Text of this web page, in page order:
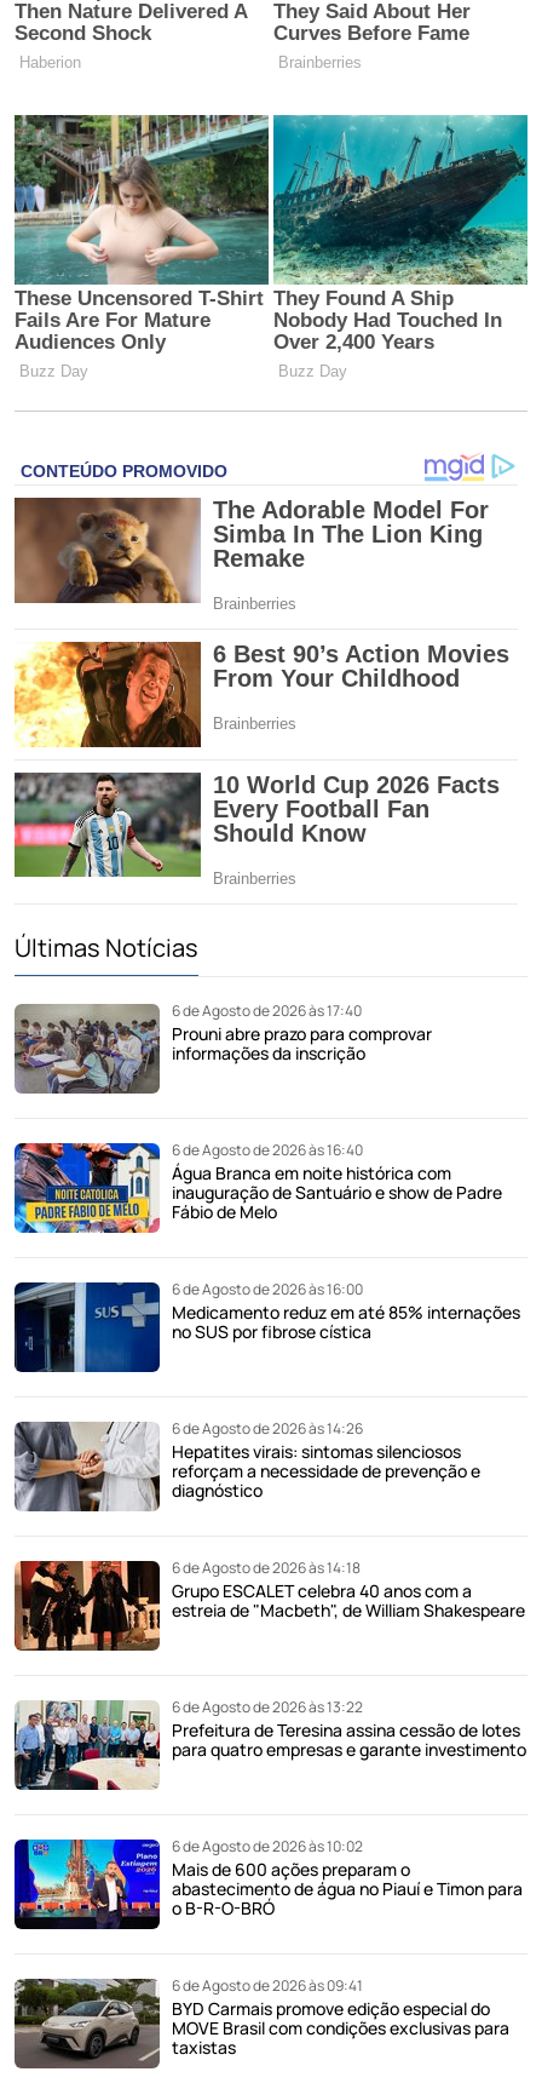
Últimas Notícias
6 de Agosto de 2026 às 17:40
Prouni abre prazo para comprovar
informações da inscrição
6 de Agosto de 2026 às 16:40
Água Branca em noite histórica com
inauguração de Santuário e show de Padre
Fábio de Melo
6 de Agosto de 2026 às 16:00
Medicamento reduz em até 85% internações
no SUS por fibrose cística
6 de Agosto de 2026 às 14:26
Hepatites virais: sintomas silenciosos
reforçam a necessidade de prevenção e
diagnóstico
6 de Agosto de 2026 às 14:18
Grupo ESCALET celebra 40 anos com a
estreia de "Macbeth", de William Shakespeare
6 de Agosto de 2026 às 13:22
Prefeitura de Teresina assina cessão de lotes
para quatro empresas e garante investimento
6 de Agosto de 2026 às 10:02
Mais de 600 ações preparam o
abastecimento de água no Piauí e Timon para
o B-R-O-BRÓ
6 de Agosto de 2026 às 09:41
BYD Carmais promove edição especial do
MOVE Brasil com condições exclusivas para
taxistas